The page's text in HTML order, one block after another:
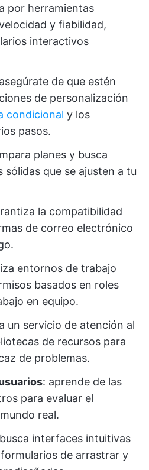
por herramientas
y fiabilidad,
interactivos
de que estén
de personalización
condicional y los
pasos.
planes y busca
que se ajusten a tu
la compatibilidad
de correo electrónico
entornos de trabajo
basados en roles
en equipo.
un servicio de atención al
de recursos para
de problemas.
: aprende de las
para evaluar el
real.
interfaces intuitivas
de arrastrar y